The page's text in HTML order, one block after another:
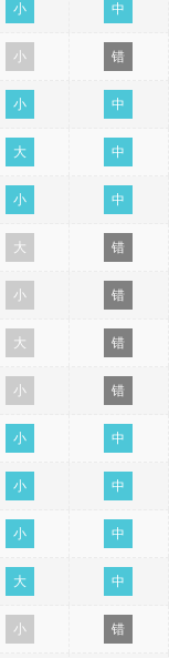
小 中
小 错
小 中
大 中
小 中
大 错
小 错
大 错
小 错
小 中
小 中
小 中
大 中
小 错